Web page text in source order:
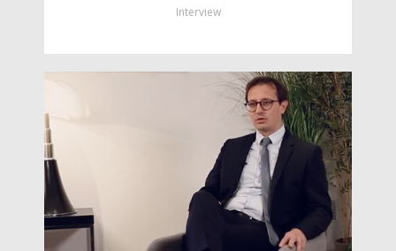
Interview